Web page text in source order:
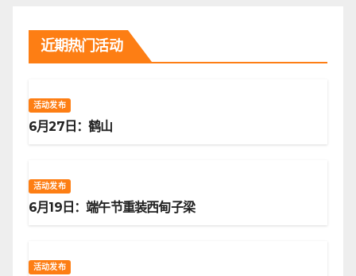
近期热门活动
活动发布
6月27日：鹤山
活动发布
6月19日：端午节重装西甸子梁
活动发布